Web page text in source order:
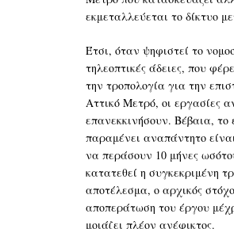
εκμεταλλεύεται το δίκτυο
Έτσι, όταν ψηφιστεί το
τηλεοπτικές άδειες, που
την τροπολογία για την
Αττικό Μετρό, οι εργασίες
επανεκκινήσουν. Βέβαια,
παραμένει αναπάντητο
να περάσουν 10 μήνες
κατατεθεί η συγκεκριμένη
αποτέλεσμα, ο αρχικός
αποπεράτωση του έργου
μοιάζει πλέον ανέφικτος.